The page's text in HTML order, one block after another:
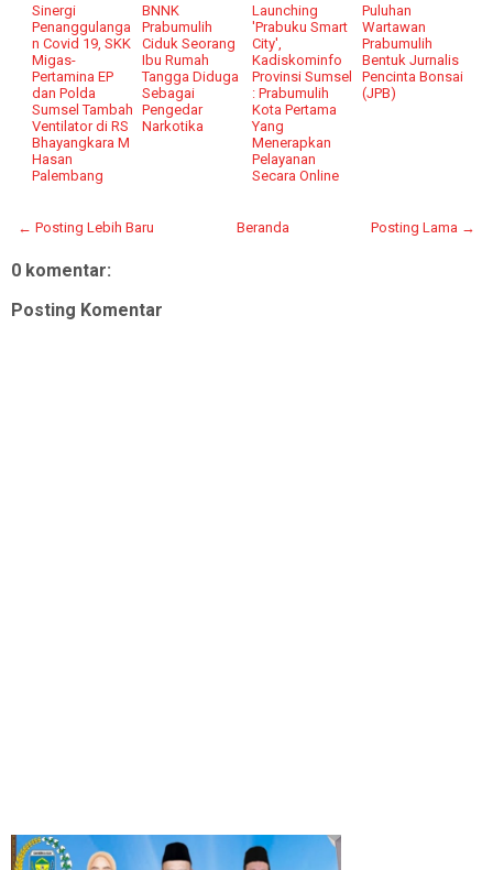
Sinergi
Penanggulanga
n Covid 19, SKK
Migas-
Pertamina EP
dan Polda
Sumsel Tambah
Ventilator di RS
Bhayangkara M
Hasan
Palembang
BNNK
Prabumulih
Ciduk Seorang
Ibu Rumah
Tangga Diduga
Sebagai
Pengedar
Narkotika
Launching
'Prabuku Smart
City',
Kadiskominfo
Provinsi Sumsel
: Prabumulih
Kota Pertama
Yang
Menerapkan
Pelayanan
Secara Online
Puluhan
Wartawan
Prabumulih
Bentuk Jurnalis
Pencinta Bonsai
(JPB)
← Posting Lebih Baru Posting Lama →
Beranda
0 komentar:
Posting Komentar